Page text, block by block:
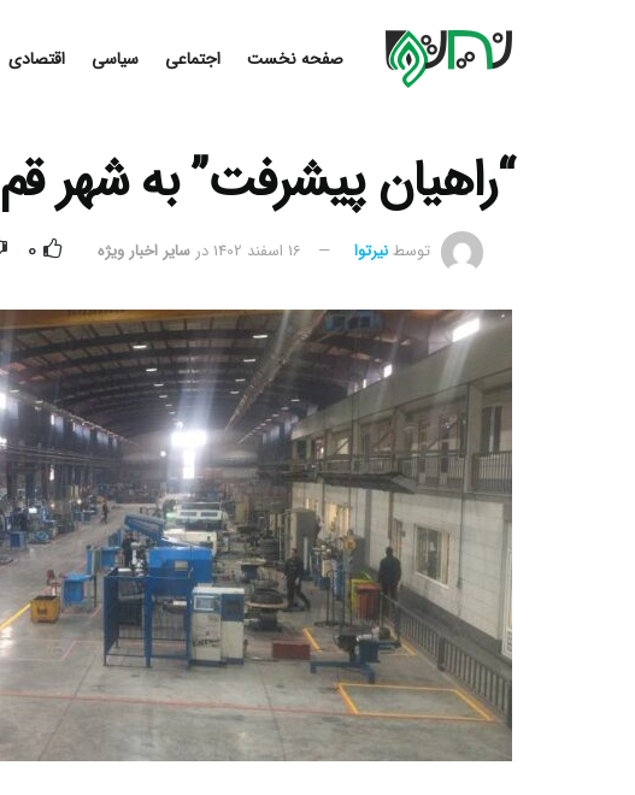
صفحه نخست اجتماعی سیاسی اقتصادی
“راهیان پیشرفت” به شهر
توسطنیرتوا 16 اسفند 1402 در سایر اخبار ویژه 0